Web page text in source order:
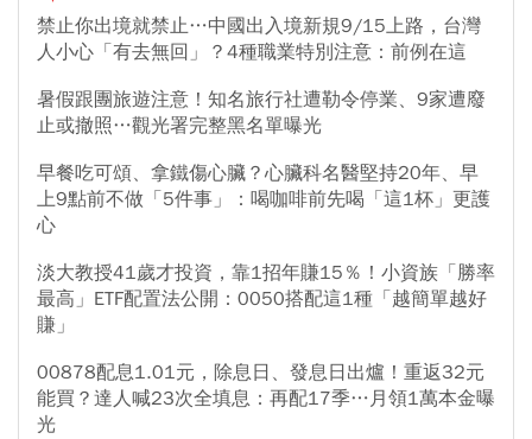
禁止你出境就禁止…中國出入境新規9/15上路，台灣
人小心「有去無回」？4種職業特別注意：前例在這
暑假跟團旅遊注意！知名旅行社遭勒令停業、9家遭廢
止或撤照…觀光署完整黑名單曝光
早餐吃可頌、拿鐵傷心臟？心臟科名醫堅持20年、早
上9點前不做「5件事」：喝咖啡前先喝「這1杯」更護
心
淡大教授41歲才投資，靠1招年賺15％！小資族「勝率
最高」ETF配置法公開：0050搭配這1種「越簡單越好
賺」
00878配息1.01元，除息日、發息日出爐！重返32元
能買？達人喊23次全填息：再配17季…月領1萬本金曝
光